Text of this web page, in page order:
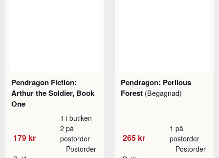
Pendragon Fiction:
Arthur the Soldier, Book
One
179 kr
1 i butiken
2 på
postorder
Postorder
Pendragon: Perilous
Forest (Begagnad)
265 kr
1 på
postorder
Postorder